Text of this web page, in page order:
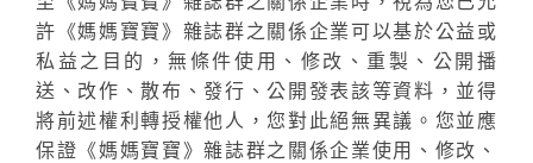
許《媽媽寶寶》雜誌群之關係企業可以基於公益或
私益之目的，無條件使用、修改、重製、公開播
送、改作、散布、發行、公開發表該等資料，並得
將前述權利轉授權他人，您對此絕無異議。您並應
保證《媽媽寶寶》雜誌群之關係企業使用、修改、